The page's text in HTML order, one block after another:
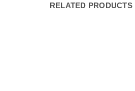
RELATED PRODUCTS